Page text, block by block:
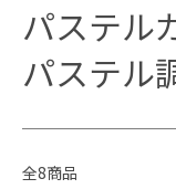
パステル
パステル
全8商品